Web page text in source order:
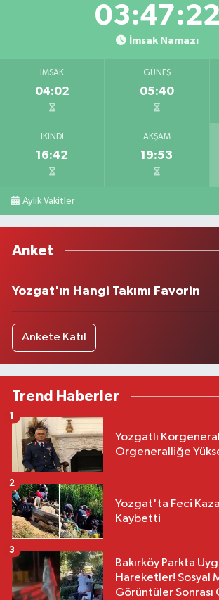
03:47:22
İmsak Namazı
İMSAK
04:02
GÜNEŞ
05:40
İKINDI
16:42
AKŞAM
19:53
Aylık Vakitler
Anket
Yozgat'ın Hangi Takımı Favorin
Ankete Katıl
Trend Haberler
Yozgatlı
Orgeneralliğe
1
Yozgat'ta Feci
Kaybetti
2
Bakırköy Parkta
Hareketler! Sosyal
Görüntüler Sonrası
3